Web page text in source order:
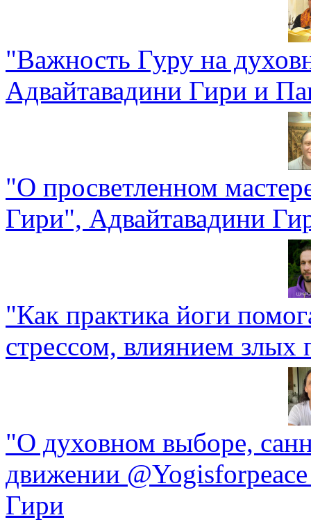
"Важность Гуру на
Адвайтавадини Гири и
"О просветленном
Гири", Адвайтавадини
"Как практика йоги
стрессом, влиянием злых
"О духовном выборе,
движении
Гири